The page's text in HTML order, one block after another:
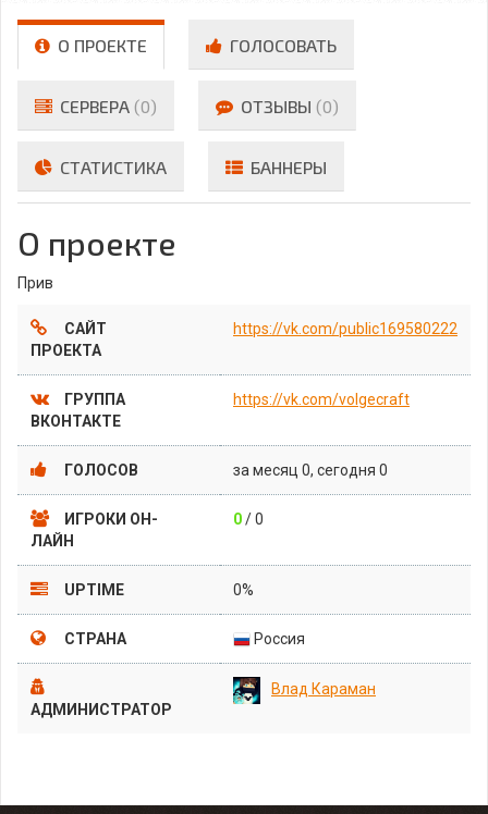
О ПРОЕКТЕ ГОЛОСОВАТЬ
СЕРВЕРА (0) ОТЗЫВЫ (0)
СТАТИСТИКА БАННЕРЫ
О проекте
Прив
САЙТ
ПРОЕКТА
https://vk.com/public169580222
ГРУППА
ВКОНТАКТЕ
https://vk.com/volgecraft
ГОЛОСОВ за месяц 0, сегодня 0
ИГРОКИ ОН-
ЛАЙН
0/ 0
UPTIME 0%
СТРАНА Россия
АДМИНИСТРАТОР
Влад Караман